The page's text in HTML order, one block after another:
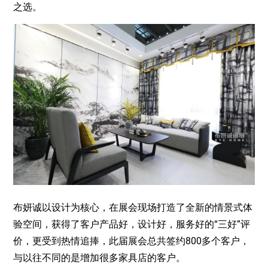
之选。
布妍诚以设计为核心，在展会现场打造了全新的情景式体
验空间，获得了客户产品好，设计好，服务好的“三好”评
价，更受到热情追捧，此届展会总共签约800多个客户，
与以往不同的是增加很多家具店的客户。